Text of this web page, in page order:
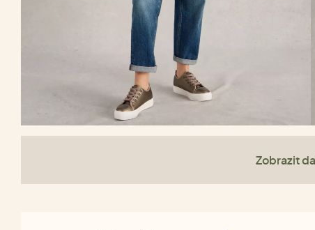
Zobrazit